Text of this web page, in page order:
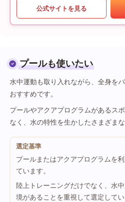
公式サイトを見る
プールも使いたい
水中運動も取り入れながら、全身を
おすすめです。
プールやアクアプログラムがあるス
なく、水の特性を生かしたさまざま
選定基準
プールまたはアクアプログラムを
ています。
陸上トレーニングだけでなく、水
境があることを重視して選定してい